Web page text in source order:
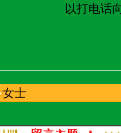
以打电话
女士